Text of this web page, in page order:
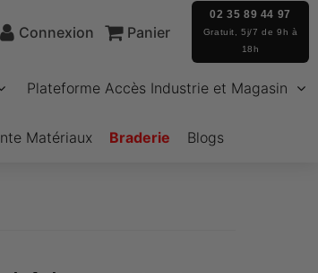
Connexion Panier
02 35 89 44 97
Gratuit, 5j/7 de 9h à
18h
Plateforme Accès Industrie et Magasin
Matériaux Braderie Blogs